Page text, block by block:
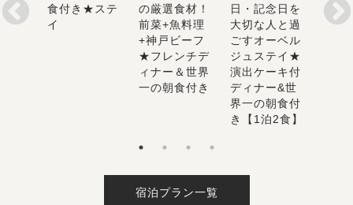
慢
お
食付き★ステ
イ
の厳選食材！
前菜+魚料理
+神戸ビーフ
★フレンチデ
ィナー＆世界
一の朝食付き
日・記念日を
大切な人と過
ごすオーベル
ジュステイ★
演出ケーキ付
ディナー&世
界一の朝食付
き【1泊2食】
野ホ
の焼
宿泊プラン一覧